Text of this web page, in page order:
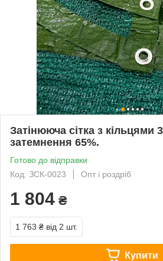
Затінююча сітка з кільцями
затемнення 65%.
Готово до відправки
Код: ЗСК-0023
Опт і роздріб
1 804 ₴
1 763 ₴ від 2 шт.
Купити